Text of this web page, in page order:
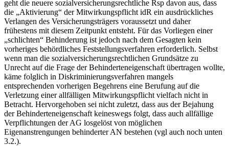
geht die neuere sozialversicherungsrechtliche Rsp davon aus, dass
die „Aktivierung“ der Mitwirkungspflicht idR ein ausdrückliches
Verlangen des Versicherungsträgers voraussetzt und daher
frühestens mit diesem Zeitpunkt entsteht. Für das Vorliegen einer
„schlichten“ Behinderung ist jedoch nach dem Gesagten kein
vorheriges behördliches Feststellungsverfahren erforderlich. Selbst
wenn man die sozialversicherungsrechtlichen Grundsätze zu
Unrecht auf die Frage der Behinderteneigenschaft übertragen wollte,
käme folglich in Diskriminierungsverfahren mangels
entsprechenden vorherigen Begehrens eine Berufung auf die
Verletzung einer allfälligen Mitwirkungspflicht vielfach nicht in
Betracht. Hervorgehoben sei nicht zuletzt, dass aus der Bejahung
der Behinderteneigenschaft keineswegs folgt, dass auch allfällige
Verpflichtungen der AG losgelöst von möglichen
Eigenanstrengungen behinderter AN bestehen (vgl auch noch unten
3.2.).